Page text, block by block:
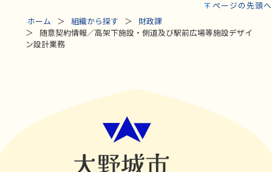
ページの先頭へ
ホーム
組織から探す
財政課
随意契約情報／高架下施設・側道及び駅前広場等施設デザイ
ン設計業務